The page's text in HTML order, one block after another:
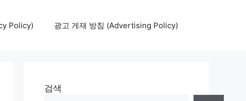
Policy) 광고 게재 방침 (Advertising Policy)
검색